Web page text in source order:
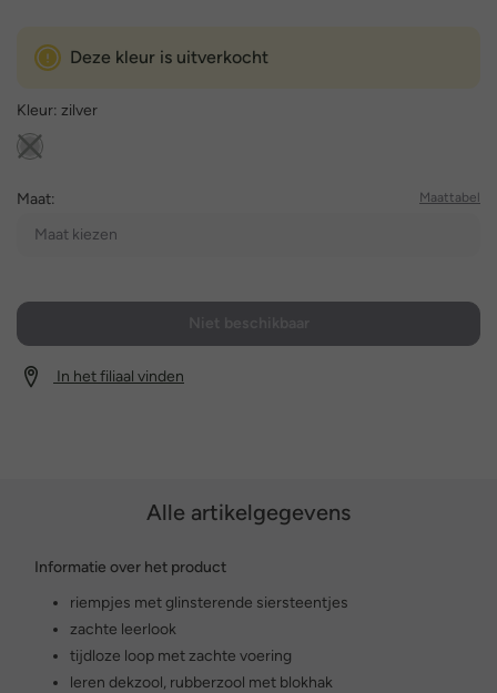
Deze kleur is uitverkocht
Kleur: zilver
Maat: Maattabel
Maat kiezen
In het filiaal vinden
Alle artikelgegevens
Informatie over het product
riempjes met glinsterende siersteentjes
zachte leerlook
tijdloze loop met zachte voering
leren dekzool, rubberzool met blokhak